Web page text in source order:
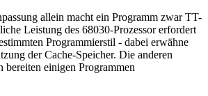
allein macht ein Programm zwar TT-
Leistung des 68030-Prozessor erfordert
Programmierstil - dabei erwähne
der Cache-Speicher. Die anderen
einigen Programmen